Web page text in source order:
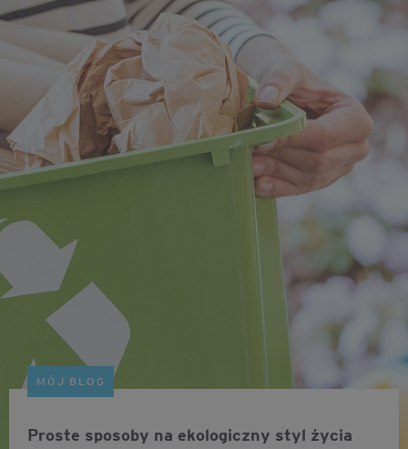
MÓJ BLOG
Proste sposoby na ekologiczny styl życia